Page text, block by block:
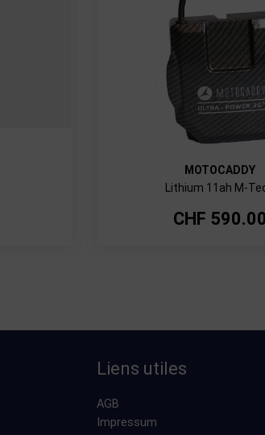
MOTOCADDY
Lithium 11ah M-
CHF
Liens utiles
AGB
Impressum